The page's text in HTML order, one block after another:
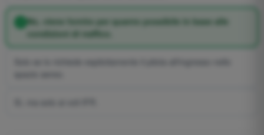
No, viene fornito per quanto possibile in base alle
condizioni di traffico.